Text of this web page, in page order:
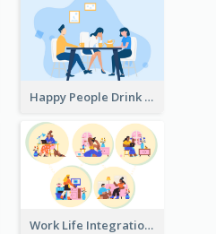
Happy People Drink Coffee Illustration
Work Life Integration